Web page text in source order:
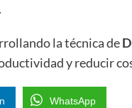
la técnica de
y reducir
WhatsApp